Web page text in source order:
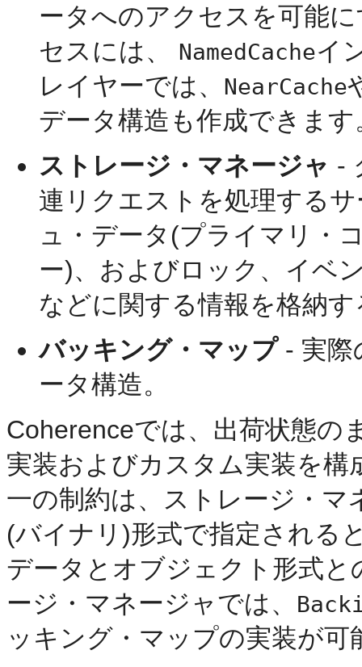
ータへのアクセスを可能
セスには、
NamedCacheイ
レイヤーでは、
NearCache
データ構造も作成できます
ストレージ・マネージャ -
連リクエストを処理する
ュ・データ(プライマリ・
ー)、およびロック、イベ
などに関する情報を格納
バッキング・マップ- 実際
ータ構造。
Coherenceでは、出荷状態の
実装およびカスタム実装を
一の制約は、ストレージ・
(バイナリ)形式で指定される
データとオブジェクト形式
ージ・マネージャでは、
ッキング・マップの実装が可